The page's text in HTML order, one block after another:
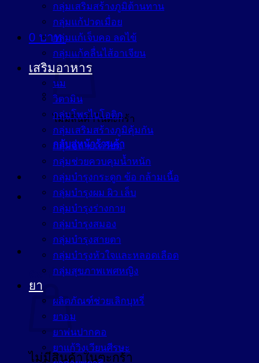
0 บาท
ไม่มีสินค้าในตะกร้า
กลับสู่หน้าร้านค้า
ตะกร้าสินค้า
ไม่มีสินค้าในตะกร้า
กลุ่มเสริมสร้างภูมิต้านทาน
กลุ่มแก้ปวดเมื่อย
กลุ่มแก้เจ็บคอ ลดไข้
กลุ่มแก้คลื่นไส้อาเจียน
เสริมอาหาร
นม
วิตามิน
กลุ่มโพรไบโอติก
กลุ่มเสริมสร้างภูมิคุ้มกัน
กลุ่มคลายเครียด
กลุ่มช่วยควบคุมน้ำหนัก
กลุ่มบำรุงกระดูก ข้อ กล้ามเนื้อ
กลุ่มบำรุงผม ผิว เล็บ
กลุ่มบำรุงร่างกาย
กลุ่มบำรุงสมอง
กลุ่มบำรุงสายตา
กลุ่มบำรุงหัวใจและหลอดเลือด
กลุ่มสุขภาพเพศหญิง
ยา
ผลิตภัณฑ์ช่วยเลิกบุหรี่
ยาอม
ยาพ่นปากคอ
ยาแก้วิงเวียนศีรษะ